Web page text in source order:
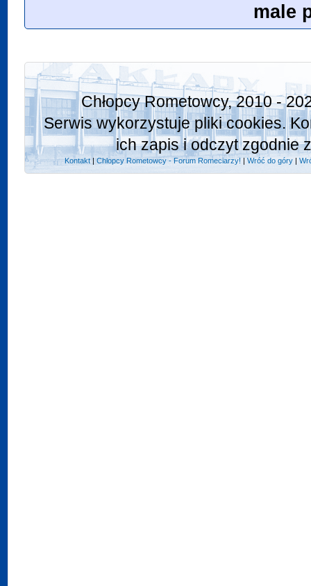
male
Chłopcy Rometowcy, 2010 -
Serwis wykorzystuje pliki cookies.
ich zapis i odczyt zgodnie
Kontakt| Chlopcy Rometowcy - Forum Romeciarzy! Wróć do góry|